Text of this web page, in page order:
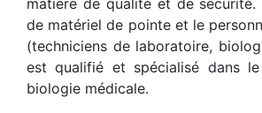
matière de qualité et de sécurité.
de matériel de pointe et le
(techniciens de laboratoire,
est qualifié et spécialisé dans
biologie médicale.